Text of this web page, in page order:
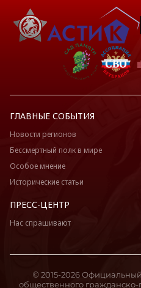
ГЛАВНЫЕ СОБЫТИЯ
Новости регионов
Бессмертный полк в мире
Особое мнение
Исторические статьи
ПРЕСС-ЦЕНТР
Нас спрашивают
© 2015-2026
общественного